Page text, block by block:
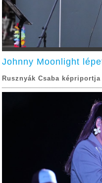
Johnny Moonlight
Rusznyák Csaba képriportja